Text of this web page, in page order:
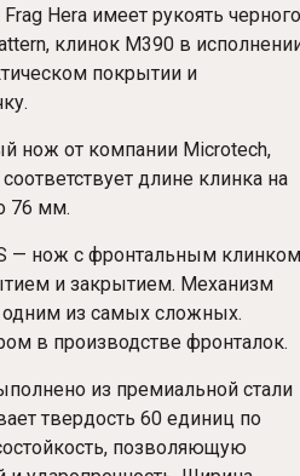
Hera имеет рукоять черного
клинок M390 в
покрытии и
нож от компании Microtech,
длине клинка на
76 мм.
— нож с фронтальным клинком
и закрытием. Механизм
одним из самых сложных.
в производстве фронталок.
из премиальной стали
твердость 60 единиц по
позволяющую